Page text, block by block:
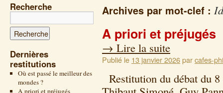
Recherche
Dernières
restitutions
Où est passé le meilleur des
mondes ?
A priori et préjugés
Archives par mot-clef :
A priori et préjugés
→ Lire la suite
Publié le 13 janvier 2026parcafes-
Restitution du débat du